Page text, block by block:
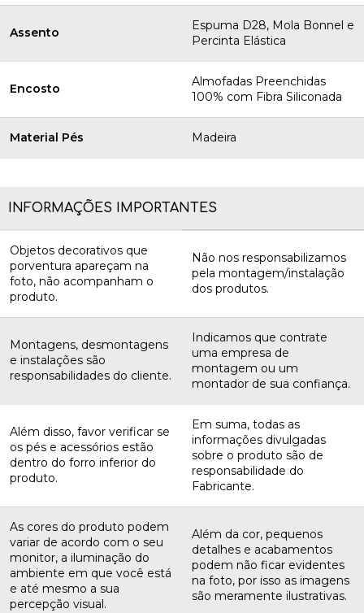
Assento
Espuma D28, Mola Bonnel e
Percinta Elástica
Encosto
Almofadas Preenchidas
100% com Fibra Siliconada
Material Pés Madeira
INFORMAÇÕES IMPORTANTES
Objetos decorativos que
porventura apareçam na
foto, não acompanham o
produto.
Não nos responsabilizamos
pela montagem/instalação
dos produtos.
Montagens, desmontagens
e instalações são
responsabilidades do cliente.
Indicamos que contrate
uma empresa de
montagem ou um
montador de sua confiança.
Além disso, favor verificar se
os pés e acessórios estão
dentro do forro inferior do
produto.
Em suma, todas as
informações divulgadas
sobre o produto são de
responsabilidade do
Fabricante.
As cores do produto podem
variar de acordo com o seu
monitor, a iluminação do
ambiente em que você está
e até mesmo a sua
percepção visual.
Além da cor, pequenos
detalhes e acabamentos
podem não ficar evidentes
na foto, por isso as imagens
são meramente ilustrativas.